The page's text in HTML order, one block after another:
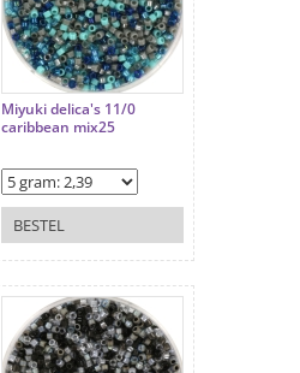
Miyuki delica's 11/0
caribbean mix25
BESTEL